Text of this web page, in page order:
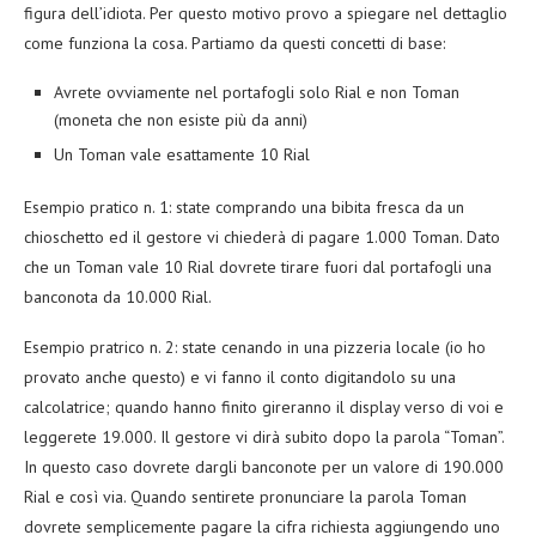
figura dell’idiota. Per questo motivo provo a spiegare nel dettaglio
come funziona la cosa. Partiamo da questi concetti di base:
Avrete ovviamente nel portafogli solo Rial e non Toman
(moneta che non esiste più da anni)
Un Toman vale esattamente 10 Rial
Esempio pratico n. 1: state comprando una bibita fresca da un
chioschetto ed il gestore vi chiederà di pagare 1.000 Toman. Dato
che un Toman vale 10 Rial dovrete tirare fuori dal portafogli una
banconota da 10.000 Rial.
Esempio pratrico n. 2: state cenando in una pizzeria locale (io ho
provato anche questo) e vi fanno il conto digitandolo su una
calcolatrice; quando hanno finito gireranno il display verso di voi e
leggerete 19.000. Il gestore vi dirà subito dopo la parola “Toman”.
In questo caso dovrete dargli banconote per un valore di 190.000
Rial e così via. Quando sentirete pronunciare la parola Toman
dovrete semplicemente pagare la cifra richiesta aggiungendo uno